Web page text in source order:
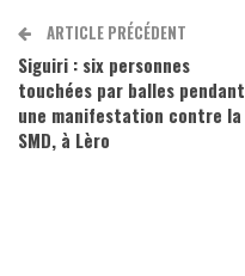
ARTICLE PRÉCÉDENT
Siguiri : six personnes
touchées par balles pendant
une manifestation contre la
SMD, à Lèro